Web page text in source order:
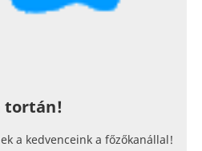
tortán!
a kedvenceink a főzőkanállal!